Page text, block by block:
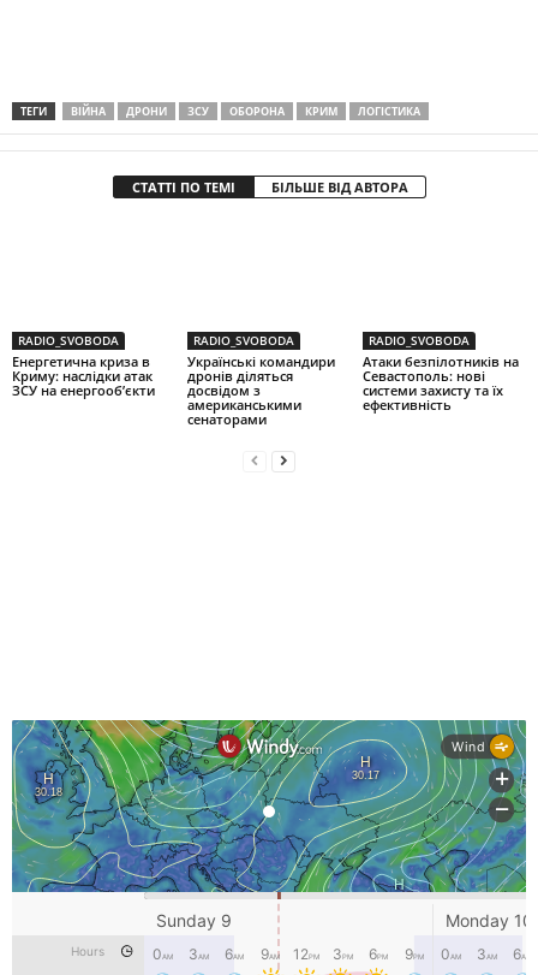
ТЕГИ ВІЙНА ДРОНИ ЗСУ ОБОРОНА КРИМ ЛОГІСТИКА
СТАТТІ ПО ТЕМІ БІЛЬШЕ ВІД АВТОРА
RADIO_SVOBODA
Енергетична криза в
Криму: наслідки атак
ЗСУ на енергооб’єкти
RADIO_SVOBODA
Українські командири
дронів діляться
досвідом з
американськими
сенаторами
RADIO_SVOBODA
Атаки безпілотників на
Севастополь: нові
системи захисту та їх
ефективність